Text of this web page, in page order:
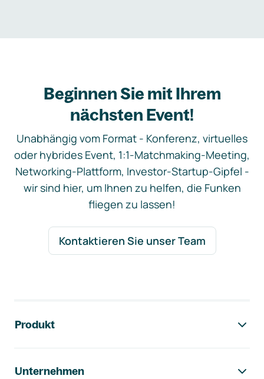
Beginnen Sie mit Ihrem
nächsten Event!
Unabhängig vom Format - Konferenz, virtuelles
oder hybrides Event, 1:1-Matchmaking-Meeting,
Networking-Plattform, Investor-Startup-Gipfel -
wir sind hier, um Ihnen zu helfen, die Funken
fliegen zu lassen!
Kontaktieren Sie unser Team
Produkt
Unternehmen